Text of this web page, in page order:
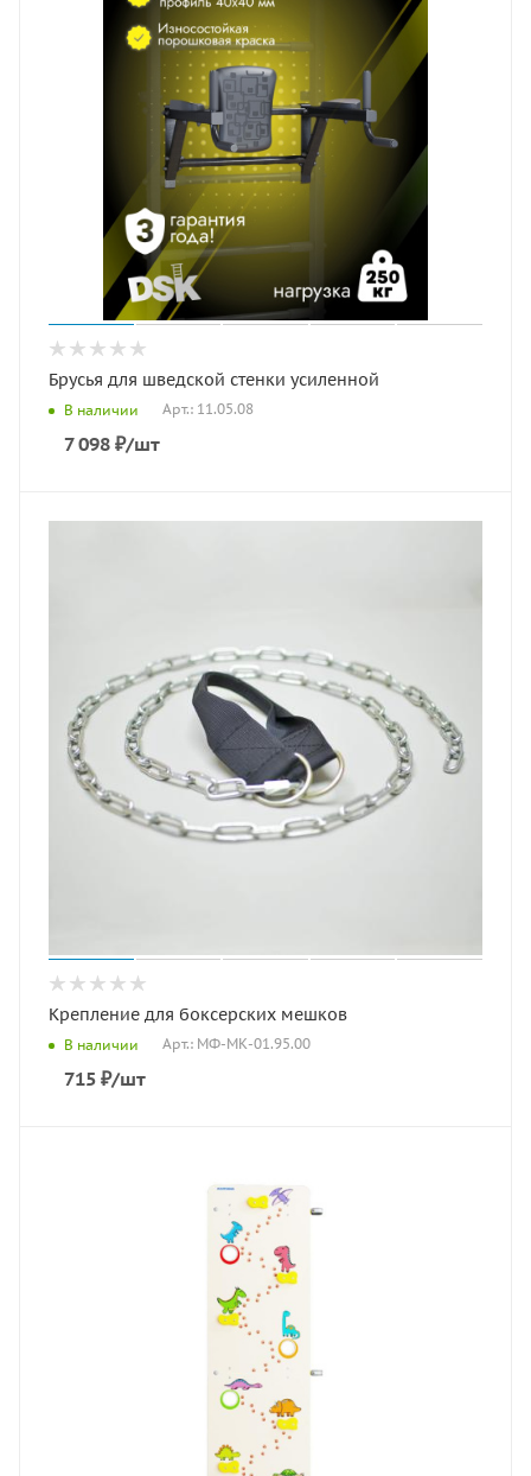
Брусья для шведской стенки усиленной
В наличии Арт.: 11.05.08
7 098 ₽/шт
Крепление для боксерских мешков
В наличии Арт.: МФ-МК-01.95.00
715 ₽/шт